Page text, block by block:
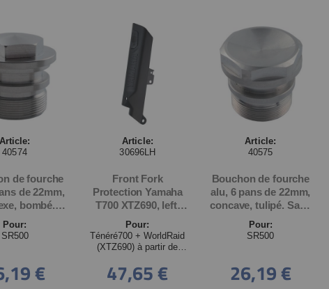
Article:
40574
de fourche
de 22mm,
bombé.
torique,
pièce
Pour:
SR500
€
Article:
30696LH
Front Fork
Protection Yamaha
T700 XTZ690, left,
OEM: BW3-F315H-00
Pour:
Ténéré700 + WorldRaid
(XTZ690) à partir de
47,65 €
Article:
40575
Bouchon de fourche
alu, 6 pans de 22mm,
concave, tulipé. Sans
joint torique, pièce
Pour:
SR500
26,19 €